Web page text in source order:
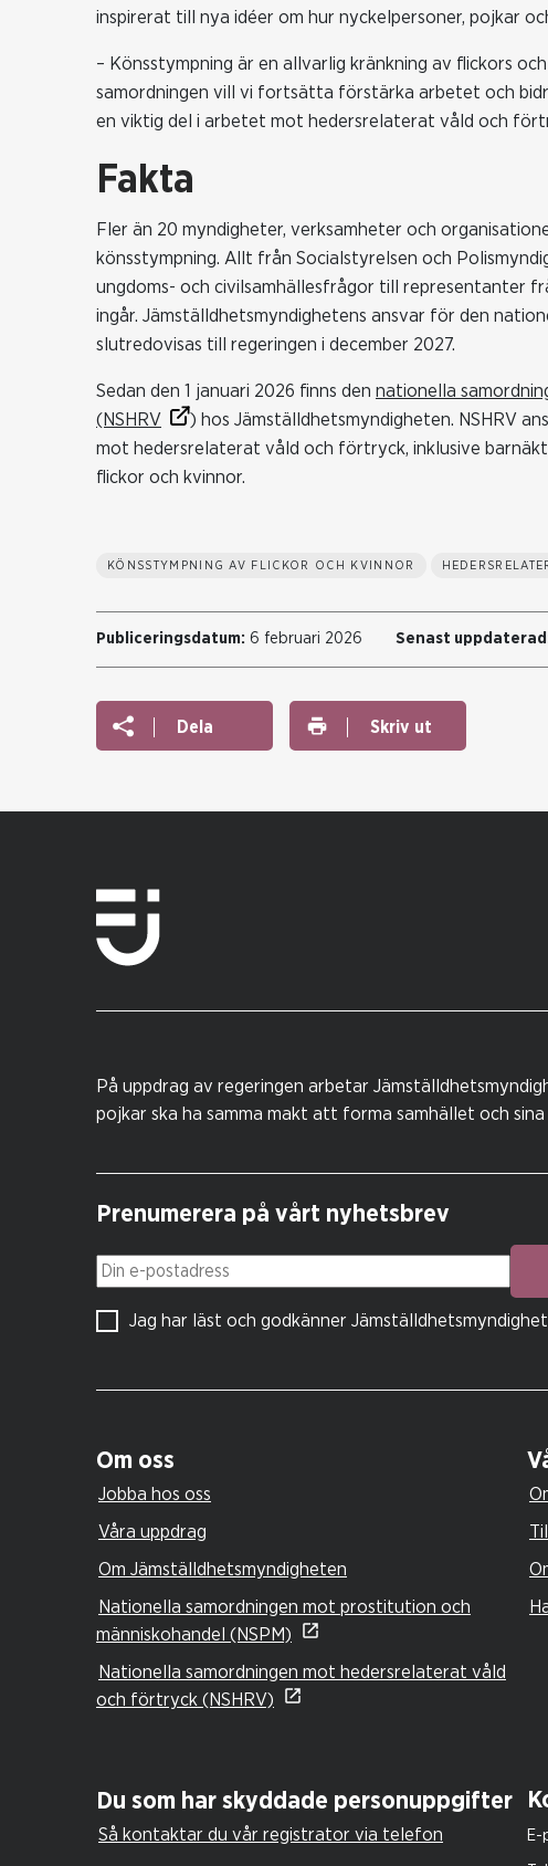
inspirerat till nya idéer om hur nyckelpersoner, pojkar
– Könsstympning är en allvarlig kränkning av flickors
samordningen vill vi fortsätta förstärka arbetet och
en viktig del i arbetet mot hedersrelaterat våld och
Fakta
Fler än 20 myndigheter, verksamheter och
könsstympning. Allt från Socialstyrelsen och
ungdoms- och civilsamhällesfrågor till representanter
ingår. Jämställdhetsmyndighetens ansvar för den
slutredovisas till regeringen i december 2027.
Sedan den 1 januari 2026 finns den nationella
(NSHRV
) hos Jämställdhetsmyndigheten. NSHRV
mot hedersrelaterat våld och förtryck, inklusive
flickor och kvinnor.
KÖNSSTYMPNING AV FLICKOR OCH KVINNOR
Publiceringsdatum: 6 februari 2026 Senast
Dela Skriv ut
På uppdrag av regeringen arbetar
pojkar ska ha samma makt att forma samhället och sina
Prenumerera på vårt nyhetsbrev
Din e-postadress
Jag har läst och godkänner
Om oss
Jobba hos oss
Våra uppdrag
Om Jämställdhetsmyndigheten
Nationella samordningen mot prostitution och
människohandel (NSPM)
Nationella samordningen mot hedersrelaterat våld
och förtryck (NSHRV)
Du som har skyddade personuppgifter
Så kontaktar du vår registrator via telefon E-